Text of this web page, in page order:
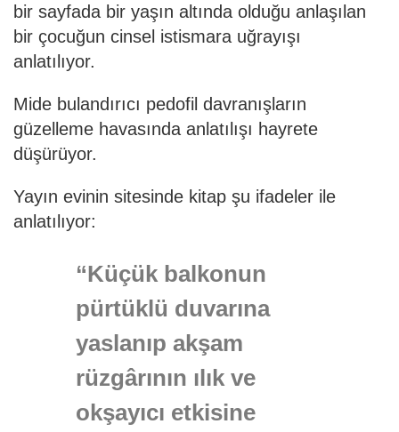
bir sayfada bir yaşın altında olduğu anlaşılan
bir çocuğun cinsel istismara uğrayışı
anlatılıyor.
Mide bulandırıcı pedofil davranışların
güzelleme havasında anlatılışı hayrete
düşürüyor.
Yayın evinin sitesinde kitap şu ifadeler ile
anlatılıyor:
“Küçük balkonun
pürtüklü duvarına
yaslanıp akşam
rüzgârının ılık ve
okşayıcı etkisine